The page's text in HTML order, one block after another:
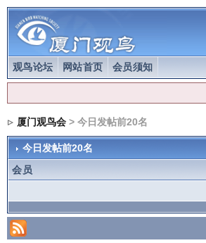
观鸟论坛 网站首页 会员须知
厦门观鸟会> 今日发帖前20名
今日发帖前20名
会员